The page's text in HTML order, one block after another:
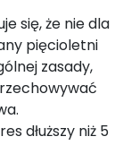
się, że nie dla
pięcioletni
zasady,
dłuższy niż 5